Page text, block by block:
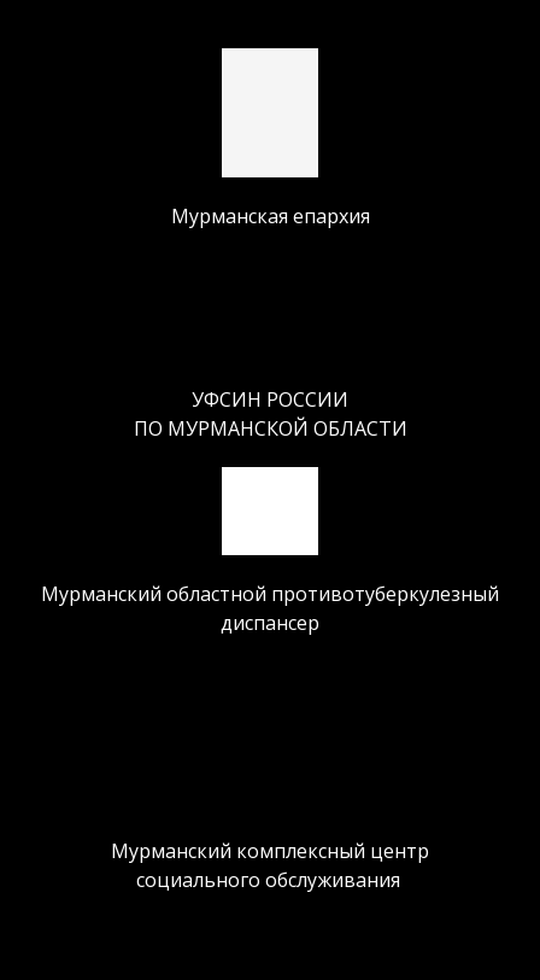
Мурманская епархия
УФСИН РОССИИ
ПО МУРМАНСКОЙ ОБЛАСТИ
Мурманский областной противотуберкулезный
диспансер
Мурманский комплексный центр
социального обслуживания